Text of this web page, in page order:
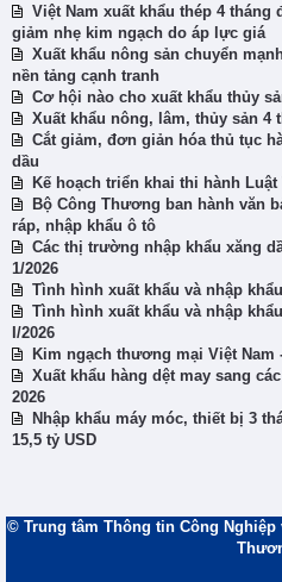
Việt Nam xuất khẩu thép 4 tháng
giảm nhẹ kim ngạch do áp lực giá
Xuất khẩu nông sản chuyển
nền tảng cạnh tranh
Cơ hội nào cho xuất khẩu thủy
Xuất khẩu nông, lâm, thủy sản 4
Cắt giảm, đơn giản hóa thủ tục
dầu
Kế hoạch triển khai thi hành
Bộ Công Thương ban hành văn
ráp, nhập khẩu ô tô
Các thị trường nhập khẩu xăng
1/2026
Tình hình xuất khẩu và nhập
Tình hình xuất khẩu và nhập
I/2026
Kim ngạch thương mại Việt Nam
Xuất khẩu hàng dệt may sang
2026
Nhập khẩu máy móc, thiết bị 3
15,5 tỷ USD
© Trung tâm Thông tin Công Nghiệp